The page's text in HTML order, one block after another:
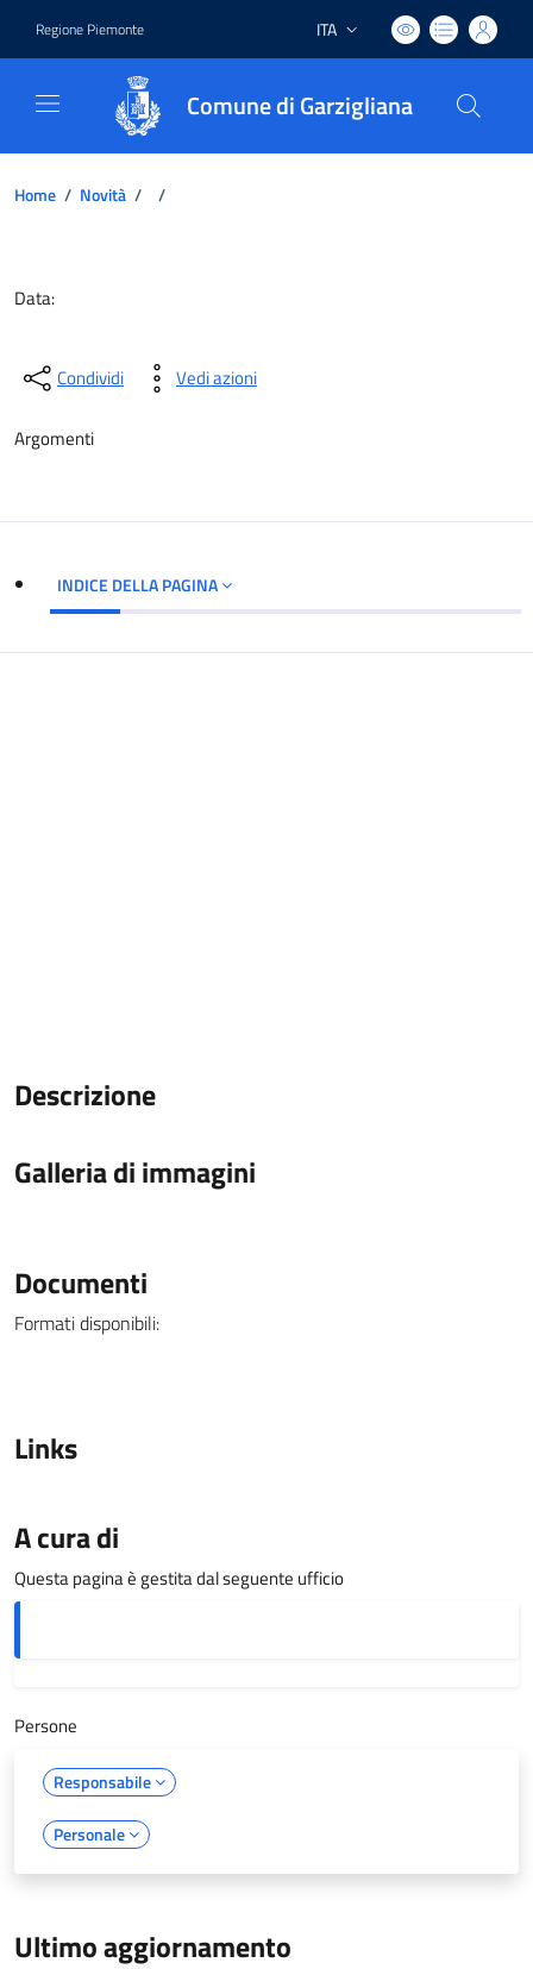
Regione Piemonte Lingua attiva:
ITA
Comune di Garzigliana
Home / Novità / /
Data:
Condividi Vedi azioni
Argomenti
INDICE DELLA PAGINA
Descrizione
Galleria di immagini
Documenti
Formati disponibili:
Links
A cura di
Questa pagina è gestita dal seguente ufficio
Persone
Responsabile
Personale
Ultimo aggiornamento